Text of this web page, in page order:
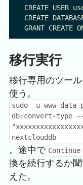
CREATE USER
CREATE
移行実行
移行専用のツール
使う。
sudo -u www-data
db:convert-type
nextclouddb
。途中で
換を続行するか
えた。